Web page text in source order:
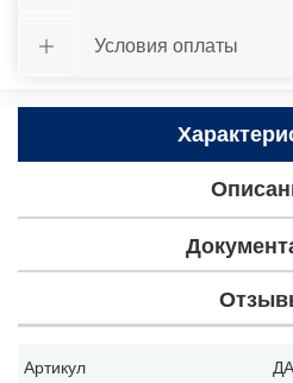
Условия оплаты
Артикул